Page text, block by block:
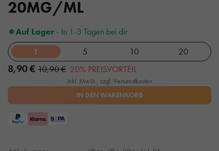
20MG/ML
Auf Lager - In 1-3 Tagen bei dir
1
5 10 20
8,90 € 10,90 € 20% PREISVORTEIL
inkl. MwSt., zzgl. Versandkosten
IN DEN WARENKORB